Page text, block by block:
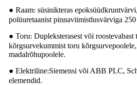
● Raam: süsinikteras
polüuretaanist pinnaviimistlusvärviga
● Toru: Dupleksterasest või roostevabast
kõrgsurvekummist toru
madalrõhupoolele.
● Elektriline:Siemensi või ABB PLC,
elemendid.